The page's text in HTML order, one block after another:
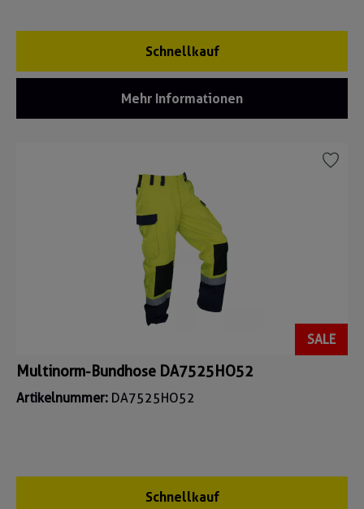
Schnellkauf
Mehr Informationen
SALE
Multinorm-Bundhose DA7525HO52
Artikelnummer: DA7525HO52
Schnellkauf